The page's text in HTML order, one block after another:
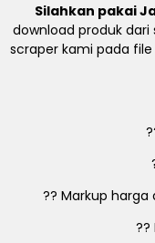
Silahkan pakai
download produk
scraper kami pada
?? Markup
??